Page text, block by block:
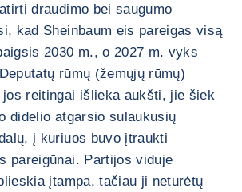
draudimo bei saugumo
kad Sheinbaum eis pareigas visą
2030 m., o 2027 m. vyks
rūmų (žemųjų rūmų)
jos reitingai išlieka aukšti, jie šiek
didelio atgarsio sulaukusių
į kuriuos buvo įtraukti
pareigūnai. Partijos viduje
įtampa, tačiau ji neturėtų